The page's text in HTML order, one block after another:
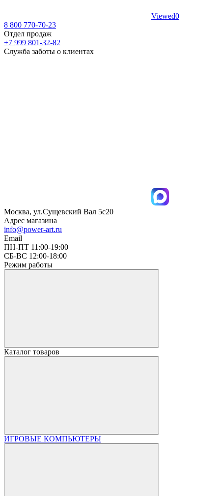
Viewed0
8 800 770-70-23
Отдел продаж
+7 999 801-32-82
Служба заботы о клиентах
Москва, ул.Сущевский Вал 5с20
Адрес магазина
info@power-art.ru
Email
ПН-ПТ 11:00-19:00
СБ-ВС 12:00-18:00
Режим работы
Каталог товаров
ИГРОВЫЕ КОМПЬЮТЕРЫ